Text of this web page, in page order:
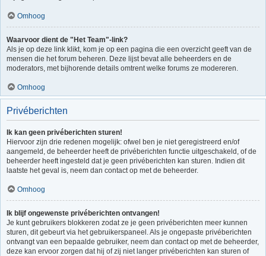
Omhoog
Waarvoor dient de "Het Team"-link?
Als je op deze link klikt, kom je op een pagina die een overzicht geeft van de
mensen die het forum beheren. Deze lijst bevat alle beheerders en de
moderators, met bijhorende details omtrent welke forums ze modereren.
Omhoog
Privéberichten
Ik kan geen privéberichten sturen!
Hiervoor zijn drie redenen mogelijk: ofwel ben je niet geregistreerd en/of
aangemeld, de beheerder heeft de privéberichten functie uitgeschakeld, of de
beheerder heeft ingesteld dat je geen privéberichten kan sturen. Indien dit
laatste het geval is, neem dan contact op met de beheerder.
Omhoog
Ik blijf ongewenste privéberichten ontvangen!
Je kunt gebruikers blokkeren zodat ze je geen privéberichten meer kunnen
sturen, dit gebeurt via het gebruikerspaneel. Als je ongepaste privéberichten
ontvangt van een bepaalde gebruiker, neem dan contact op met de beheerder,
deze kan ervoor zorgen dat hij of zij niet langer privéberichten kan sturen of